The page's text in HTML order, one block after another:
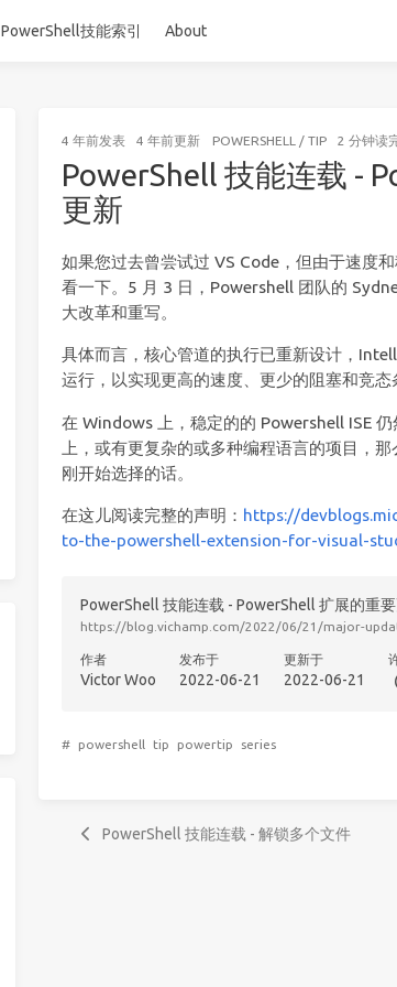
PowerShell技能索引 About
4 年前发表 4 年前更新 POWERSHELL / TIP 2 分钟读
PowerShell 技能连载 -
更新
如果您过去曾尝试过 VS Code，但由于速度
看一下。5 月 3 日，Powershell 团队的
大改革和重写。
具体而言，核心管道的执行已重新设计，
运行，以实现更高的速度、更少的阻塞和竞态
在 Windows 上，稳定的的 Powershell ISE
上，或有更复杂的或多种编程语言的项目，
刚开始选择的话。
在这儿阅读完整的声明： https://
to-the-powershell-extension-for-visual-
PowerShell 技能连载 - PowerShell 扩展的重
https://blog.vichamp.com/2022/06/21/major-
作者
Victor Woo
发布于
2022-06-21
更新于
2022-06-21
# powershell tip powertip series
PowerShell 技能连载 - 解锁多个文件